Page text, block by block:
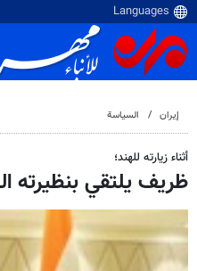
إيران السياسة
أثناء زيارته للهند؛
ظريف يلتقي بنظيرته